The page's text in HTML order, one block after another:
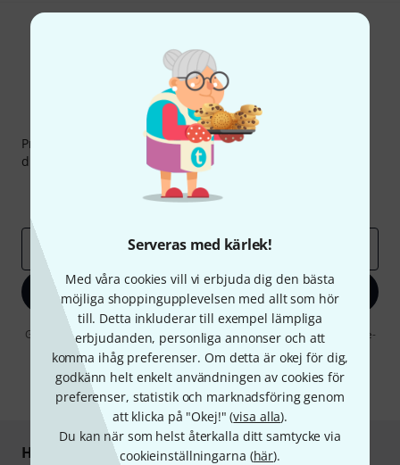
Serveras med kärlek!
Med våra cookies vill vi erbjuda dig den bästa
möjliga shoppingupplevelsen med allt som hör
till. Detta inkluderar till exempel lämpliga
erbjudanden, personliga annonser och att
komma ihåg preferenser. Om detta är okej för dig,
godkänn helt enkelt användningen av cookies för
preferenser, statistik och marknadsföring genom
att klicka på "Okej!" (visa alla).
Du kan när som helst återkalla ditt samtycke via
cookieinställningarna (här).
Thomann nyhetsbrev
Prenumererar på Thomanns Nyhetsbrev på engelska och
du kan med lite tur vinna en50 kupong
Inspirerande inlägg
Thomann Insikter
E-postadress
Registrera dig nu
Genom att klicka på "Registrera dig nu" samtycker jag till att ta emot e-
postreklam. Avregistrering är möjlig när som helst. Du finner mer
information om nyhetsbrevet i vårsekretesspolicy
* Nödvändig
Handla och betala säkert